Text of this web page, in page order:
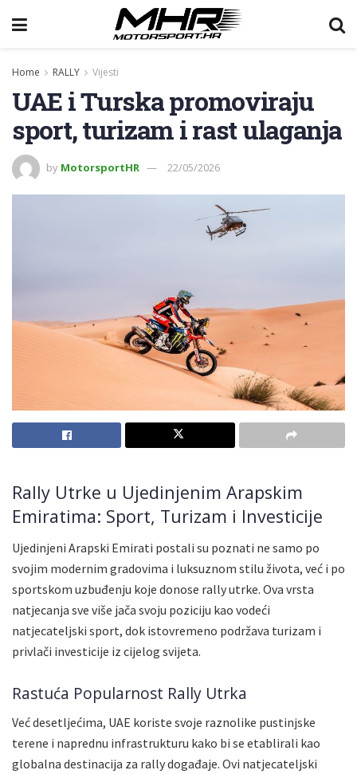
Home RALLY Vijesti
UAE i Turska promoviraju
sport, turizam i rast ulaganja
by MotorsportHR 22/05/2026
Rally Utrke u Ujedinjenim Arapskim
Emiratima: Sport, Turizam i Investicije
Ujedinjeni Arapski Emirati postali su poznati ne samo po
svojim modernim gradovima i luksuznom stilu života, već i po
sportskom uzbuđenju koje donose rally utrke. Ova vrsta
natjecanja sve više jača svoju poziciju kao vodeći
natjecateljski sport, dok istovremeno podržava turizam i
privlači investicije iz cijelog svijeta.
Rastuća Popularnost Rally Utrka
Već desetljećima, UAE koriste svoje raznolike pustinjske
terene i naprednu infrastrukturu kako bi se etablirali kao
globalna destinacija za rally događaje. Ovi natjecateljski